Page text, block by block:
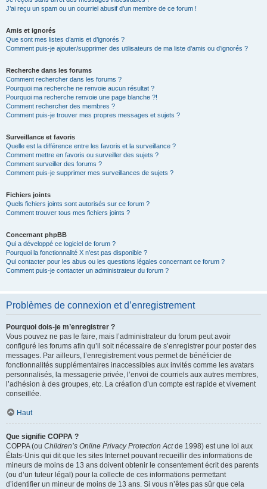
J’ai reçu un spam ou un courriel abusif d’un membre de ce forum !
Amis et ignorés
Que sont mes listes d’amis et d’ignorés ?
Comment puis-je ajouter/supprimer des utilisateurs de ma liste d’amis ou d’ignorés ?
Recherche dans les forums
Comment rechercher dans les forums ?
Pourquoi ma recherche ne renvoie aucun résultat ?
Pourquoi ma recherche renvoie une page blanche ?!
Comment rechercher des membres ?
Comment puis-je trouver mes propres messages et sujets ?
Surveillance et favoris
Quelle est la différence entre les favoris et la surveillance ?
Comment mettre en favoris ou surveiller des sujets ?
Comment surveiller des forums ?
Comment puis-je supprimer mes surveillances de sujets ?
Fichiers joints
Quels fichiers joints sont autorisés sur ce forum ?
Comment trouver tous mes fichiers joints ?
Concernant phpBB
Qui a développé ce logiciel de forum ?
Pourquoi la fonctionnalité X n’est pas disponible ?
Qui contacter pour les abus ou les questions légales concernant ce forum ?
Comment puis-je contacter un administrateur du forum ?
Problèmes de connexion et d’enregistrement
Pourquoi dois-je m’enregistrer ?
Vous pouvez ne pas le faire, mais l’administrateur du forum peut avoir
configuré les forums afin qu’il soit nécessaire de s’enregistrer pour poster des
messages. Par ailleurs, l’enregistrement vous permet de bénéficier de
fonctionnalités supplémentaires inaccessibles aux invités comme les avatars
personnalisés, la messagerie privée, l’envoi de courriels aux autres membres,
l’adhésion à des groupes, etc. La création d’un compte est rapide et vivement
conseillée.
Haut
Que signifie COPPA ?
COPPA (ou Children’s Online Privacy Protection Actde 1998) est une loi aux
États-Unis qui dit que les sites Internet pouvant recueillir des informations de
mineurs de moins de 13 ans doivent obtenir le consentement écrit des parents
(ou d’un tuteur légal) pour la collecte de ces informations permettant
d’identifier un mineur de moins de 13 ans. Si vous n’êtes pas sûr que cela